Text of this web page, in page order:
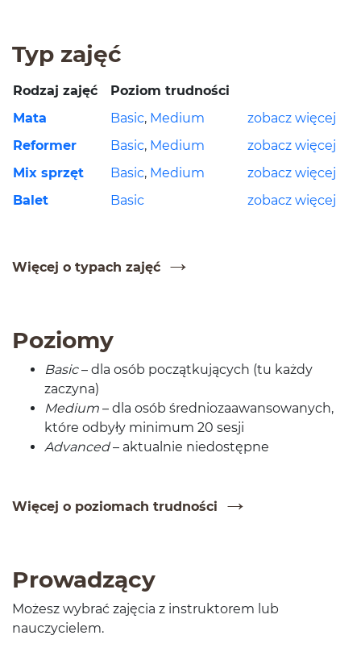
Typ zajęć
Rodzaj zajęć
Poziom trud­ności
Mata
Basic, Medium
zobacz więcej
Reformer
Basic, Medium
zobacz więcej
Mix sprzęt
Basic, Medium
zobacz więcej
Balet
Basic zobacz więcej
Więcej o typach zajęć
Poziomy
Basic– dla osób początku­ją­cych (tu każdy
zaczyna)
Medium – dla osób śred­nioza­awan­sowanych,
które odbyły min­i­mum 20 sesji
Advanced– aktu­al­nie niedostępne
Więcej o poziomach trudności
Prowadzący
Możesz wybrać zaję­cia z instruk­torem lub
nauczycielem.